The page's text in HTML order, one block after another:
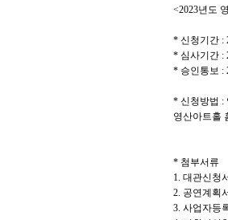
<2023년도
* 신청기간 :
* 심사기간 :
* 승인통보 :
* 신청방법 :
영산아트홀
* 첨부서류
1. 대관신청
2. 공연계획
3. 사업자등